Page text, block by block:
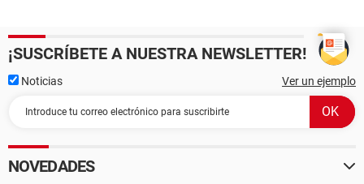
¡SUSCRÍBETE A NUESTRA NEWSLETTER!
Noticias Ver un ejemplo
NOVEDADES